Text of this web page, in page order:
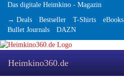
Skip
main
content
Das digitale Heimkino - Magazin
→ Deals
Bestseller T-Shirts eBooks
Bullet Journals
DAZN
Heimkino360.de